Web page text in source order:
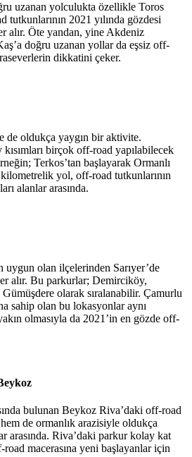
uzanan yolculukta özellikle Toros
tutkunlarının 2021 yılında gözdesi
alır. Öte yandan, yine Akdeniz
doğru uzanan yollar da eşsiz off-
dikkatini çeker.
de oldukça yaygın bir aktivite.
birçok off-road yapılabilecek
Terkos’tan başlayarak Ormanlı
yol, off-road tutkunlarının
alanlar arasında.
olan ilçelerinden Sarıyer’de
alır. Bu parkurlar; Demirciköy,
olarak sıralanabilir. Çamurlu
sahip olan bu lokasyonlar aynı
olmasıyla da 2021’in en gözde off-
bulunan Beykoz Riva’daki off-road
de ormanlık arazisiyle oldukça
arasında. Riva’daki parkur kolay kat
macerasına yeni başlayanlar için